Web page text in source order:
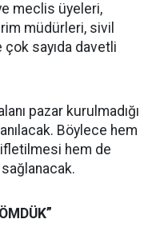
meclis üyeleri,
müdürleri, sivil
sayıda davetli
pazar kurulmadığı
Böylece hem
hem de
sağlanacak.